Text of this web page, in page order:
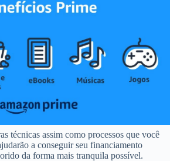
técnicas assim como processos que você
a conseguir seu financiamento
da forma mais tranquila possível.